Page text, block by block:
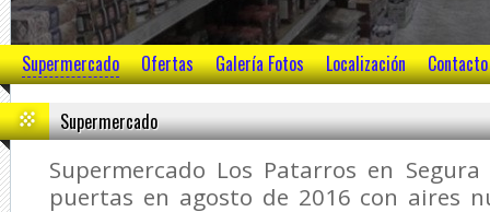
Supermercado Ofertas Galería Fotos Localización
Supermercado
Supermercado Los Patarros en
puertas en agosto de 2016 con aires